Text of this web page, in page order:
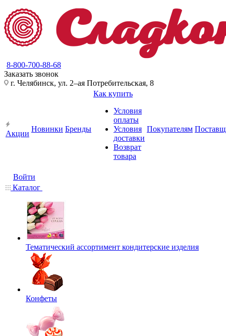
8-800-700-88-68
Заказать звонок
г. Челябинск, ул. 2–ая Потребительская, 8
Акции
Новинки Бренды
Как купить
Условия
оплаты
Условия
доставки
Возврат
товара
Покупателям
Войти
Каталог
Тематический ассортимент кондитерские изделия
Конфеты